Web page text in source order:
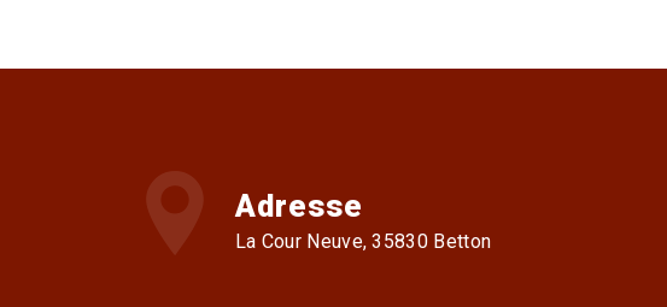
Adresse
La Cour Neuve, 35830 Betton